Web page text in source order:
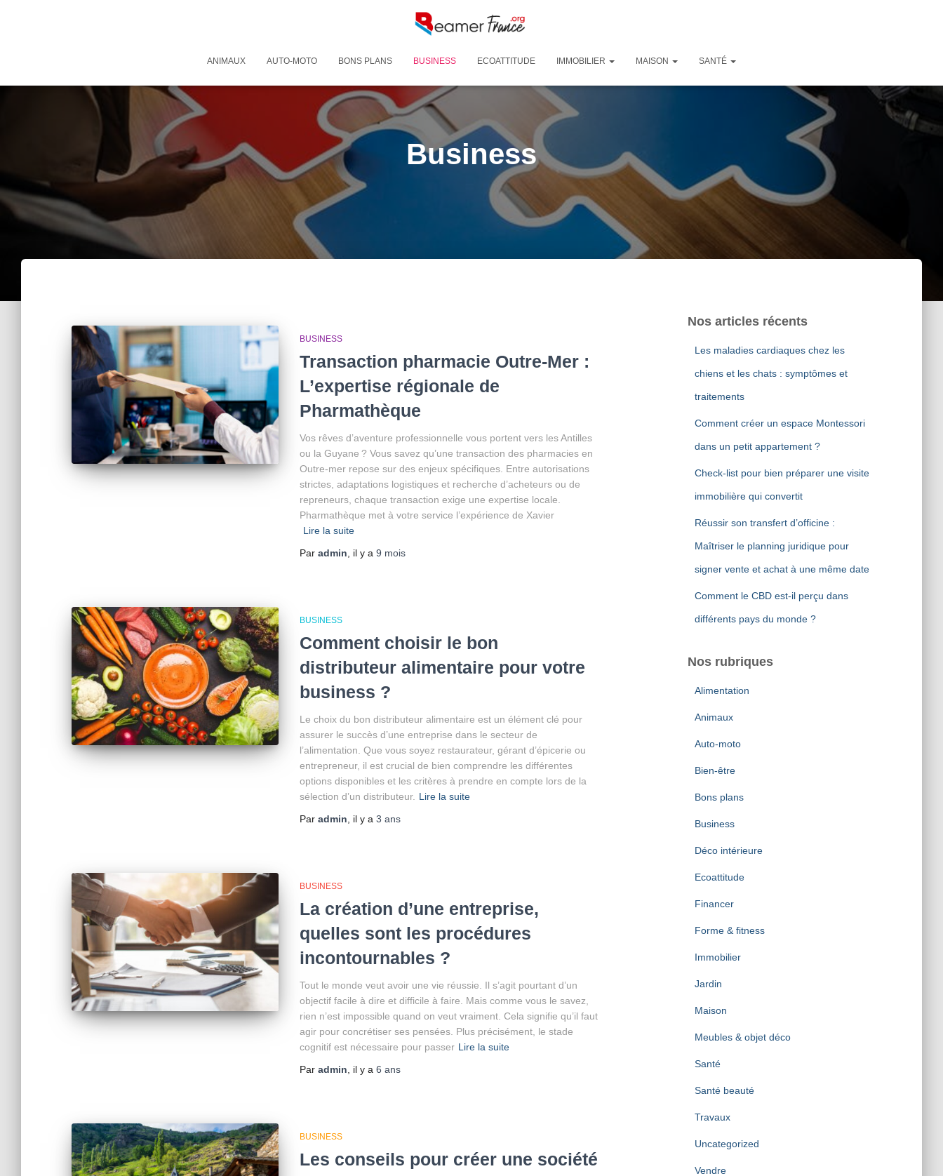
ANIMAUX AUTO-MOTO BONS PLANS BUSINESS ECOATTITUDE IMMOBILIER MAISON SANTÉ
Business
BUSINESS
Transaction pharmacie Outre-Mer :
L’expertise régionale de
Pharmathèque
Vos rêves d’aventure professionnelle vous portent vers les Antilles
ou la Guyane ? Vous savez qu’une transaction des pharmacies en
Outre-mer repose sur des enjeux spécifiques. Entre autorisations
strictes, adaptations logistiques et recherche d’acheteurs ou de
repreneurs, chaque transaction exige une expertise locale.
Pharmathèque met à votre service l’expérience de Xavier
Lire la suite
Par admin , il y a 9 mois
BUSINESS
Comment choisir le bon
distributeur alimentaire pour votre
business ?
Le choix du bon distributeur alimentaire est un élément clé pour
assurer le succès d’une entreprise dans le secteur de
l’alimentation. Que vous soyez restaurateur, gérant d’épicerie ou
entrepreneur, il est crucial de bien comprendre les différentes
options disponibles et les critères à prendre en compte lors de la
sélection d’un distributeur. Lire la suite
Par admin , il y a 3 ans
BUSINESS
La création d’une entreprise,
quelles sont les procédures
incontournables ?
Tout le monde veut avoir une vie réussie. Il s’agit pourtant d’un
objectif facile à dire et difficile à faire. Mais comme vous le savez,
rien n’est impossible quand on veut vraiment. Cela signifie qu’il faut
agir pour concrétiser ses pensées. Plus précisément, le stade
cognitif est nécessaire pour passer Lire la suite
Par admin , il y a 6 ans
BUSINESS
Les conseils pour créer une société
Nos articles récents
Les maladies cardiaques chez les
chiens et les chats : symptômes et
traitements
Comment créer un espace Montessori
dans un petit appartement ?
Check-list pour bien préparer une visite
immobilière qui convertit
Réussir son transfert d’officine :
Maîtriser le planning juridique pour
signer vente et achat à une même date
Comment le CBD est-il perçu dans
différents pays du monde ?
Nos rubriques
Alimentation
Animaux
Auto-moto
Bien-être
Bons plans
Business
Déco intérieure
Ecoattitude
Financer
Forme & fitness
Immobilier
Jardin
Maison
Meubles & objet déco
Santé
Santé beauté
Travaux
Uncategorized
Vendre